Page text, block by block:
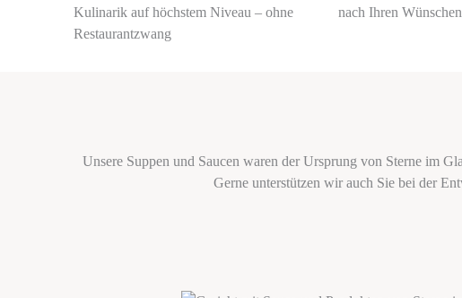
Kulinarik auf höchstem Niveau – ohne
Restaurantzwang
nach Ihren Wünschen
Unsere Suppen und Saucen waren der Ursprung von Sterne im
Gerne unterstützen wir auch Sie bei der